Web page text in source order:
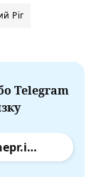
Ріг
Telegram
facebook.com/novosti.dnepr.info